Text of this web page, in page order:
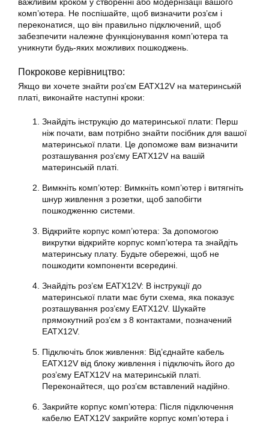
важливим кроком у створенні або модернізації вашого
комп’ютера. Не поспішайте, щоб визначити роз’єм і
переконатися, що він правильно підключений, щоб
забезпечити належне функціонування комп’ютера та
уникнути будь-яких можливих пошкоджень.
Покрокове керівництво:
Якщо ви хочете знайти роз’єм EATX12V на материнській
платі, виконайте наступні кроки:
Знайдіть інструкцію до материнської плати: Перш
ніж почати, вам потрібно знайти посібник для вашої
материнської плати. Це допоможе вам визначити
розташування роз’єму EATX12V на вашій
материнській платі.
Вимкніть комп’ютер: Вимкніть комп’ютер і витягніть
шнур живлення з розетки, щоб запобігти
пошкодженню системи.
Відкрийте корпус комп’ютера: За допомогою
викрутки відкрийте корпус комп’ютера та знайдіть
материнську плату. Будьте обережні, щоб не
пошкодити компоненти всередині.
Знайдіть роз’єм EATX12V: В інструкції до
материнської плати має бути схема, яка показує
розташування роз’єму EATX12V. Шукайте
прямокутний роз’єм з 8 контактами, позначений
EATX12V.
Підключіть блок живлення: Від’єднайте кабель
EATX12V від блоку живлення і підключіть його до
роз’єму EATX12V на материнській платі.
Переконайтеся, що роз’єм вставлений надійно.
Закрийте корпус комп’ютера: Після підключення
кабелю EATX12V закрийте корпус комп’ютера і